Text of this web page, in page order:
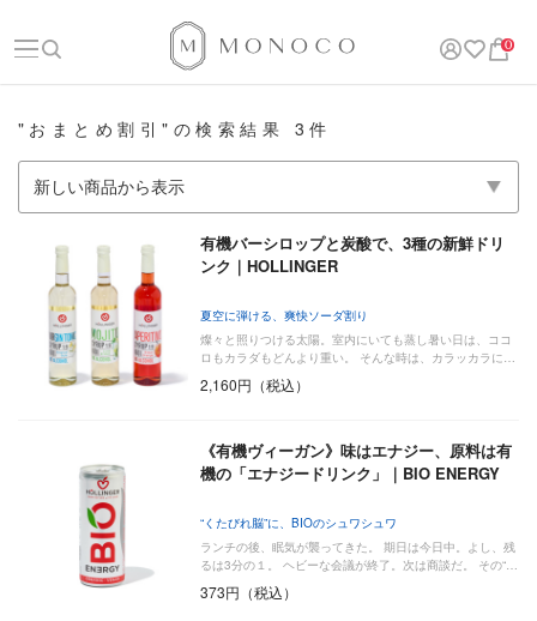
0
"おまとめ割引"の検索結果 3件
有機バーシロップと炭酸で、3種の新鮮ドリ
ンク｜HOLLINGER
夏空に弾ける、爽快ソーダ割り
燦々と照りつける太陽。室内にいても蒸し暑い日は、ココ
ロもカラダもどんより重い。 そんな時は、カラッカラに…
2,160円（税込）
《有機ヴィーガン》味はエナジー、原料は有
機の「エナジードリンク」｜BIO ENERGY
“くたびれ脳”に、BIOのシュワシュワ
ランチの後、眠気が襲ってきた。 期日は今日中。よし、残
るは3分の１。 ヘビーな会議が終了。次は商談だ。 その“…
373円（税込）